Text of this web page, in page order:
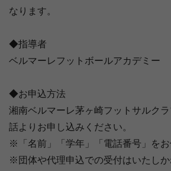
なります。
◆指導者
ベルマーレフットボールアカデミー
◆お申込方法
湘南ベルマーレ茅ヶ崎フットサルク
話よりお申し込みください。
※「名前」「学年」「電話番号」をお
※団体や代理申込での受付はいたしか